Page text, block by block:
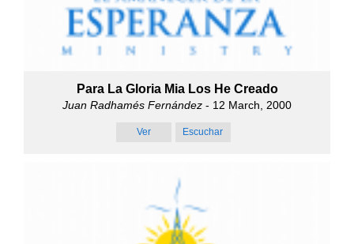
Para La Gloria Mia Los He Creado
Juan Radhamés Fernández - 12 March, 2000
Ver Escuchar